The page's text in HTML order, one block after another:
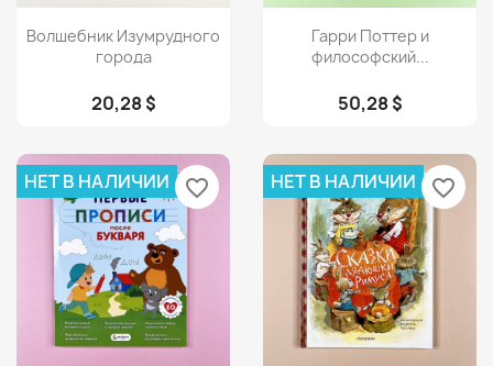
Просмотр
Волшебник Изумрудного
города
20,28 $
Просмотр
Гарри Поттер и
философский...
50,28 $
НЕТ В НАЛИЧИИ favorite_border НЕТ В НАЛИЧИИ favorite_border